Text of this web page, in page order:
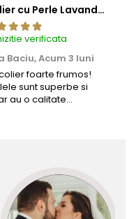
Colier cu Perle Lavanda la Baza Gatului, de 4-5 mm, Perle Rare, Calitate AAA+, Aur 14K | KASKADDA®
verificata
Baciu,Acum 3 luni
foarte frumos!
sunt superbe si
au o calitate